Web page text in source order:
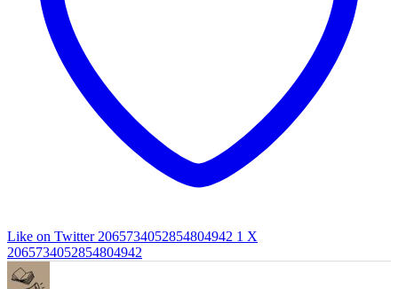
Like on Twitter 2065734052854804942 1 X
2065734052854804942